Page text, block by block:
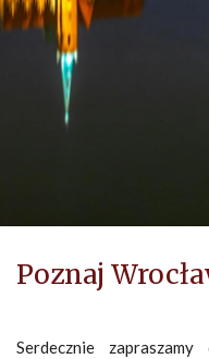
Poznaj
Serdecznie